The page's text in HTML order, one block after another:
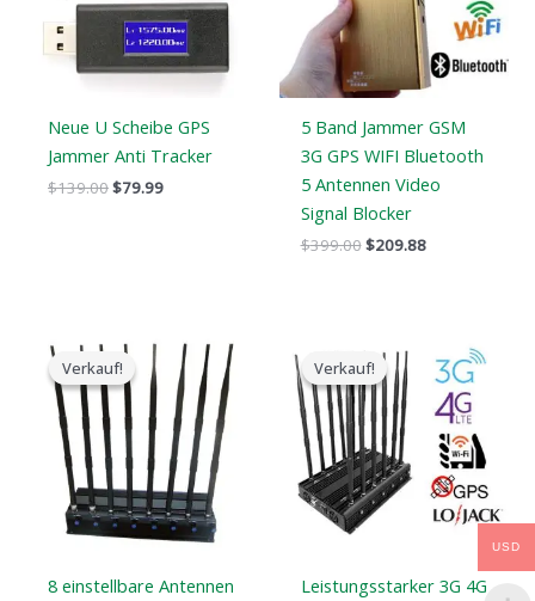
Neue U Scheibe GPS
Jammer Anti Tracker
$139.00$79.99
5 Band Jammer GSM
3G GPS WIFI Bluetooth
5 Antennen Video
Signal Blocker
$399.00$209.88
Verkauf!
Verkauf!
8 einstellbare Antennen
ursprüngliche
Preis
war:
$799.00.
aktuelle
Preis
ist:
$559.88.
Verkauf!
Verkauf!
Leistungsstarker 3G 4G
ursprüngliche
Preis
war:
$1,199.00.
aktuelle
Preis
ist:
$609.99.
USD